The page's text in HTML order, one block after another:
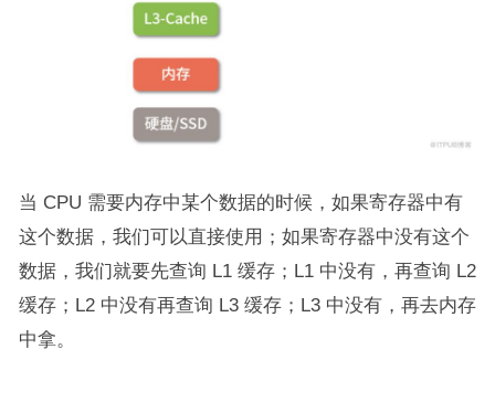
当 CPU 需要内存中某个数据的时候，如果寄存器中有
这个数据，我们可以直接使用；如果寄存器中没有这个
数据，我们就要先查询 L1 缓存；L1 中没有，再查询 L2
缓存；L2 中没有再查询 L3 缓存；L3 中没有，再去内存
中拿。